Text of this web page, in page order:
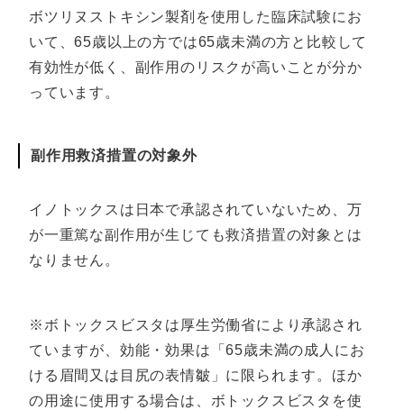
ボツリヌストキシン製剤を使用した臨床試験にお
いて、65歳以上の方では65歳未満の方と比較して
有効性が低く、副作用のリスクが高いことが分か
っています。
副作用救済措置の対象外
イノトックスは日本で承認されていないため、万
が一重篤な副作用が生じても救済措置の対象とは
なりません。
※ボトックスビスタは厚生労働省により承認され
ていますが、効能・効果は「65歳未満の成人にお
ける眉間又は目尻の表情皺」に限られます。ほか
の用途に使用する場合は、ボトックスビスタを使